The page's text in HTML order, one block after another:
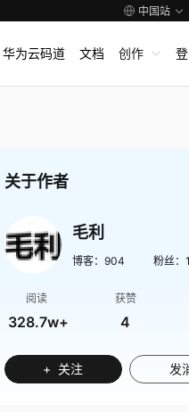
中国站
华为云码道 文档 创作
关于作者
毛利
博客： 904 粉丝：
阅读
328.7w+
获赞
4
+ 关注 发